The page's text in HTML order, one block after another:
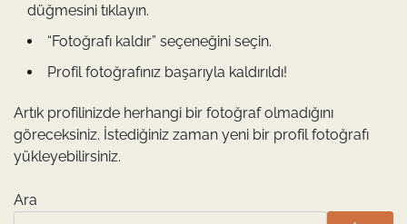
düğmesini tıklayın.
“Fotoğrafı kaldır” seçeneğini seçin.
Profil fotoğrafınız başarıyla kaldırıldı!
Artık profilinizde herhangi bir fotoğraf olmadığını
göreceksiniz. İstediğiniz zaman yeni bir profil fotoğrafı
yükleyebilirsiniz.
Ara